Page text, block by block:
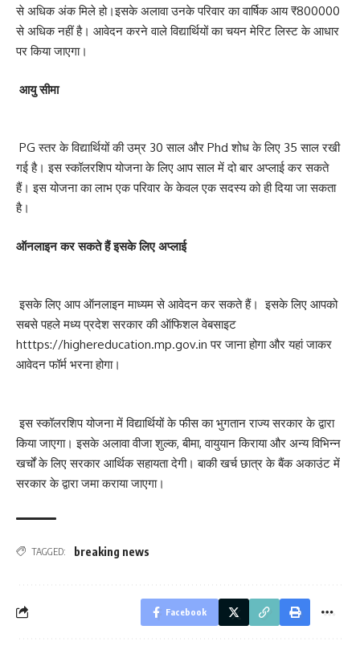
से अधिक अंक मिले हो।इसके अलावा उनके परिवार का वार्षिक आय ₹800000
से अधिक नहीं है। आवेदन करने वाले विद्यार्थियों का चयन मेरिट लिस्ट के आधार
पर किया जाएगा।
आयु सीमा
PG स्तर के विद्यार्थियों की उम्र 30 साल और Phd शोध के लिए 35 साल रखी
गई है। इस स्कॉलरशिप योजना के लिए आप साल में दो बार अप्लाई कर सकते
हैं। इस योजना का लाभ एक परिवार के केवल एक सदस्य को ही दिया जा सकता
है।
ऑनलाइन कर सकते हैं इसके लिए अप्लाई
इसके लिए आप ऑनलाइन माध्यम से आवेदन कर सकते हैं। इसके लिए आपको
सबसे पहले मध्य प्रदेश सरकार की ऑफिशल वेबसाइट
htttps://highereducation.mp.gov.in पर जाना होगा और यहां जाकर
आवेदन फॉर्म भरना होगा।
इस स्कॉलरशिप योजना में विद्यार्थियों के फीस का भुगतान राज्य सरकार के द्वारा
किया जाएगा। इसके अलावा वीजा शुल्क, बीमा, वायुयान किराया और अन्य विभिन्न
खर्चों के लिए सरकार आर्थिक सहायता देगी। बाकी खर्च छात्र के बैंक अकाउंट में
सरकार के द्वारा जमा कराया जाएगा।
TAGGED: breaking news
Facebook